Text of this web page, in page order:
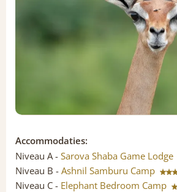
Accommodaties:
Niveau A - Sarova Shaba Game Lodge
Niveau B - Ashnil Samburu Camp
Niveau C - Elephant Bedroom Camp